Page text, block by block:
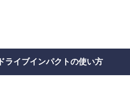
ドライブインパクトの使い方